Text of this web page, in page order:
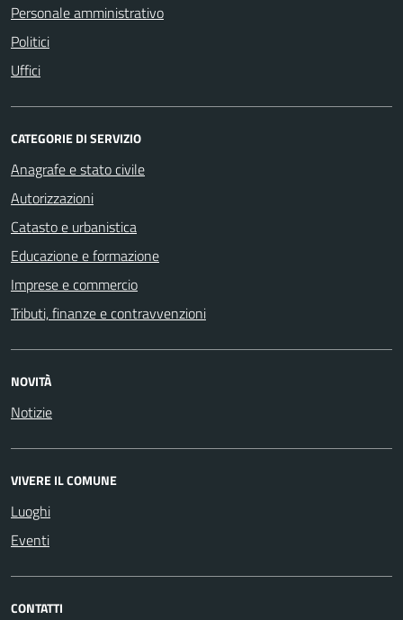
Personale amministrativo
Politici
Uffici
CATEGORIE DI SERVIZIO
Anagrafe e stato civile
Autorizzazioni
Catasto e urbanistica
Educazione e formazione
Imprese e commercio
Tributi, finanze e contravvenzioni
NOVITÀ
Notizie
VIVERE IL COMUNE
Luoghi
Eventi
CONTATTI